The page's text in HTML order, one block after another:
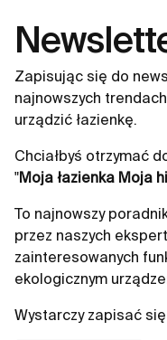
Zapisując się do
najnowszych
urządzić łazienkę.
Chciałbyś otrzymać
"Moja łazienka Moja
To najnowszy
przez naszych
zainteresowanych
ekologicznym
Wystarczy zapisać